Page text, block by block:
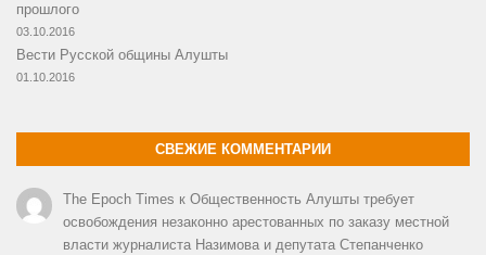
прошлого
03.10.2016
Вести Русской общины Алушты
01.10.2016
СВЕЖИЕ КОММЕНТАРИИ
The Epoch Times к Общественность Алушты требует
освобождения незаконно арестованных по заказу местной
власти журналиста Назимова и депутата Степанченко